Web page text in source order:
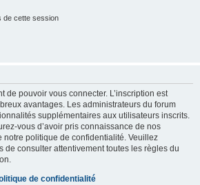
de cette session
de pouvoir vous connecter. L’inscription est
avantages. Les administrateurs du forum
supplémentaires aux utilisateurs inscrits.
vous d’avoir pris connaissance de nos
notre politique de confidentialité. Veuillez
de consulter attentivement toutes les règles du
de confidentialité